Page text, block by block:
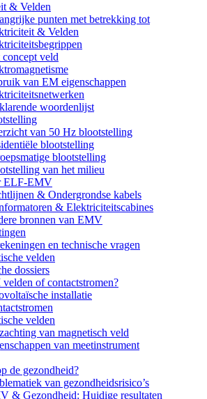
& Velden
punten met betrekking tot
& Velden
concept veld
van EM eigenschappen
woordenlijst
van 50 Hz blootstelling
blootstelling
blootstelling
van het milieu
ELF-EMV
& Ondergrondse kabels
& Elektriciteitscabines
bronnen van EMV
en technische vragen
velden
dossiers
of contactstromen?
installatie
velden
van magnetisch veld
van meetinstrument
de gezondheid?
van gezondheidsrisico’s
& Gezondheid: Huidige resultaten